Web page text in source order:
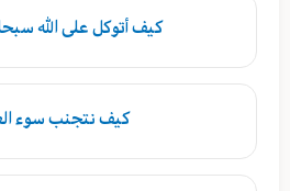
كيف أتوكل على الله
كيف نتجنب سوء